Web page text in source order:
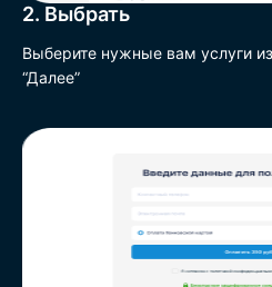
2. Выбрать
Выберите нужные вам услуги
“Далее”